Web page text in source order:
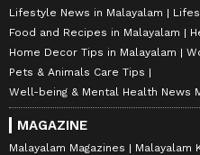
Lifestyle News in Malayalam
Food and Recipes in Malayalam
Home Decor Tips in Malayalam
Pets & Animals Care Tips
Well-being & Mental Health News
MAGAZINE
Malayalam Magazines
Malayalam